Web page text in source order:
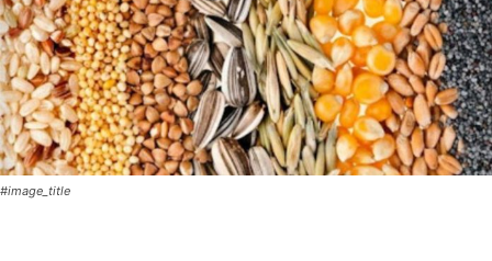
#image_title